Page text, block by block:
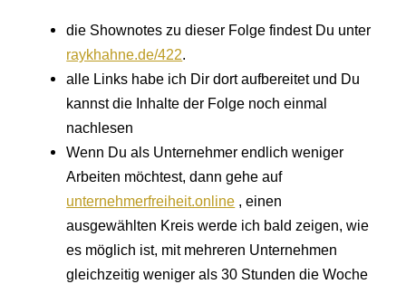
die Shownotes zu dieser Folge findest Du unter
raykhahne.de/422
alle Links habe ich Dir dort aufbereitet und Du
kannst die Inhalte der Folge noch einmal
nachlesen
Wenn Du als Unternehmer endlich weniger
Arbeiten möchtest, dann gehe auf
unternehmerfreiheit.online , einen
ausgewählten Kreis werde ich bald zeigen, wie
es möglich ist, mit mehreren Unternehmen
gleichzeitig weniger als 30 Stunden die Woche